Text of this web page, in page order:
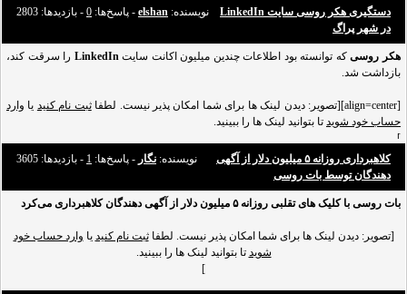
این گروه با نفوذ در بانک اطلاعاتی آژانس مبارزه با دوپینگ اطلاعاتی را در مورد ورزشکاران
جهان به سرقت برده‌اند که از نظر پزشکی اطلاعات محرمانه به شمار می‌روند. شمار
نویسنده: elshan - پاسخ‌ها: 0 - بازدید‌ها: 2803
دستگیری هکر روسی سایت LinkedIn
در شهر پراگ
هکر روسیکه توانسته بود اطلاعات چندین میلیون اکانت سایتLinkedIn را سرقت کند،
بازداشت شد.
[align=center][تصویر: دیدن لینک ها برای شما امکان پذیر نیست. لطفا ثبت نام کنید یا وارد
حساب خود شوید تا بتوانید لینک ها را ببینید.
]
LinkedIn که از آن به عنوان شبکه‌ی اجتماعی با محوریت ارائه رزومه‌ی کار و انجام امور
و اطلاعات
نویسنده: نگار - پاسخ‌ها: 1 - بازدید‌ها: 3605
کلاهبرداری روزانه ۵ میلیون دلار از آگهی
دهندگان توسط بات روسی
بات روسی با کلیک های تقلبی روزانه ۵ میلیون دلار از آگهی دهندگان کلاهبرداری می‌کرد
[تصویر: دیدن لینک ها برای شما امکان پذیر نیست. لطفاثبت نام کنید یا وارد حساب خود
شوید تا بتوانید لینک ها را ببینید.
]